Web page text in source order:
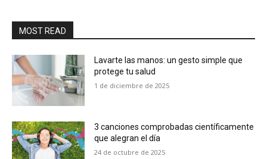
MOST READ
Lavarte las manos: un gesto simple que
protege tu salud
1 de diciembre de 2025
3 canciones comprobadas científicamente
que alegran el día
24 de octubre de 2025